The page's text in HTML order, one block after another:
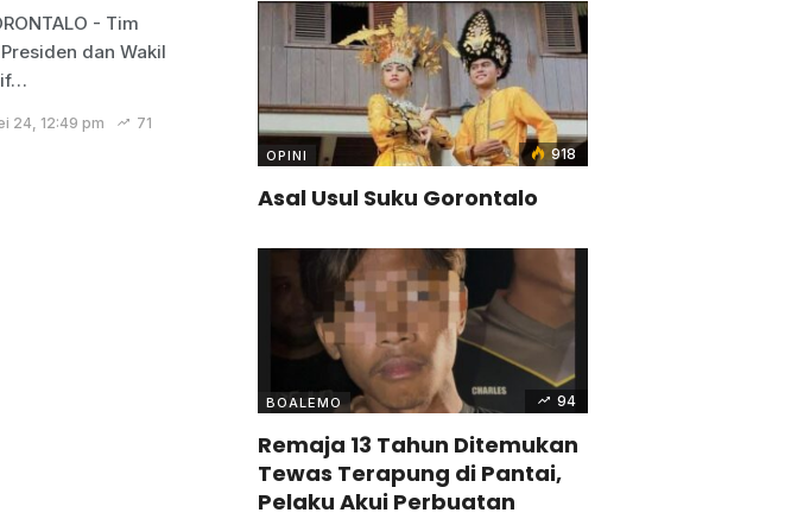
- Tim
dan Wakil
…
24, 12:49 pm 71
OPINI 918
Asal Usul Suku Gorontalo
BOALEMO 94
Remaja 13 Tahun Ditemukan
Tewas Terapung di Pantai,
Pelaku Akui Perbuatan